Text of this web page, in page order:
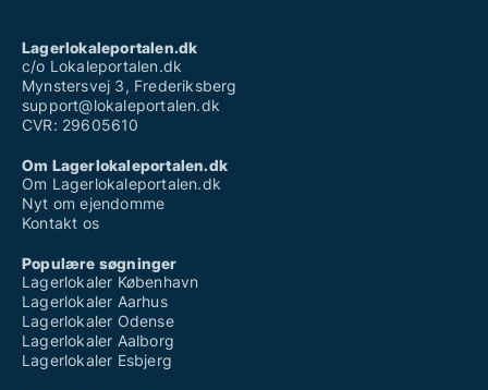
Lagerlokaleportalen.dk
c/o Lokaleportalen.dk
Mynstersvej 3, Frederiksberg
support@lokaleportalen.dk
CVR: 29605610
Om Lagerlokaleportalen.dk
Om Lagerlokaleportalen.dk
Nyt om ejendomme
Kontakt os
Populære søgninger
Lagerlokaler København
Lagerlokaler Aarhus
Lagerlokaler Odense
Lagerlokaler Aalborg
Lagerlokaler Esbjerg